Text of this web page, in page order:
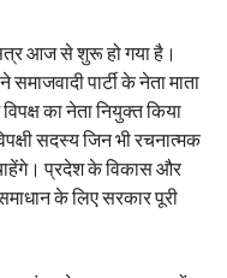
आज से शुरू हो गया है।
पार्टी के नेता माता
का नेता नियुक्त किया
सदस्य जिन भी रचनात्मक
प्रदेश के विकास और
के लिए सरकार पूरी